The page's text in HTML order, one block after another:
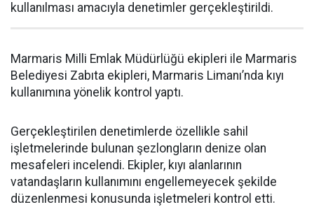
kullanılması amacıyla denetimler gerçekleştirildi.
Marmaris Milli Emlak Müdürlüğü ekipleri ile Marmaris
Belediyesi Zabıta ekipleri, Marmaris Limanı’nda kıyı
kullanımına yönelik kontrol yaptı.
Gerçekleştirilen denetimlerde özellikle sahil
işletmelerinde bulunan şezlongların denize olan
mesafeleri incelendi. Ekipler, kıyı alanlarının
vatandaşların kullanımını engellemeyecek şekilde
düzenlenmesi konusunda işletmeleri kontrol etti.